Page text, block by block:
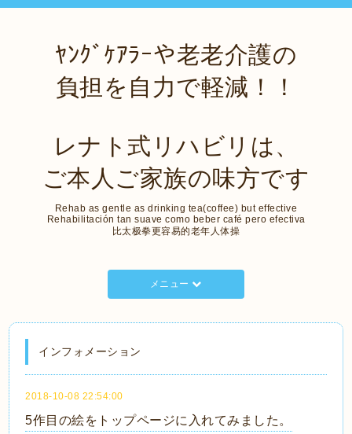
ﾔﾝｸﾞｹｱﾗｰや老老介護の
負担を自力で軽減！！
レナト式リハビリは、
ご本人ご家族の味方です
Rehab as gentle as drinking tea(coffee) but effective
Rehabilitación tan suave como beber café pero efectiva
比太极拳更容易的老年人体操
メニュー
インフォメーション
2018-10-08 22:54:00
5作目の絵をトップページに入れてみました。